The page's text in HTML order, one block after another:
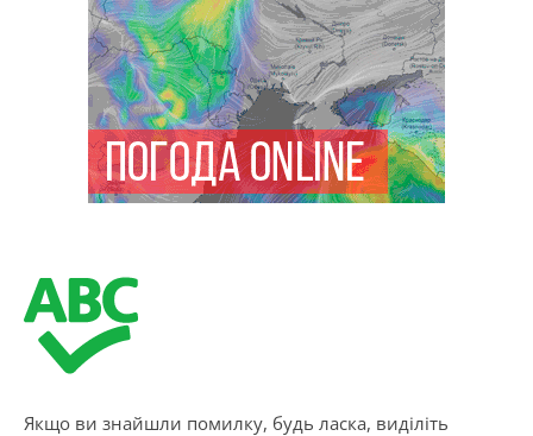
Якщо ви знайшли помилку, будь ласка, виділіть